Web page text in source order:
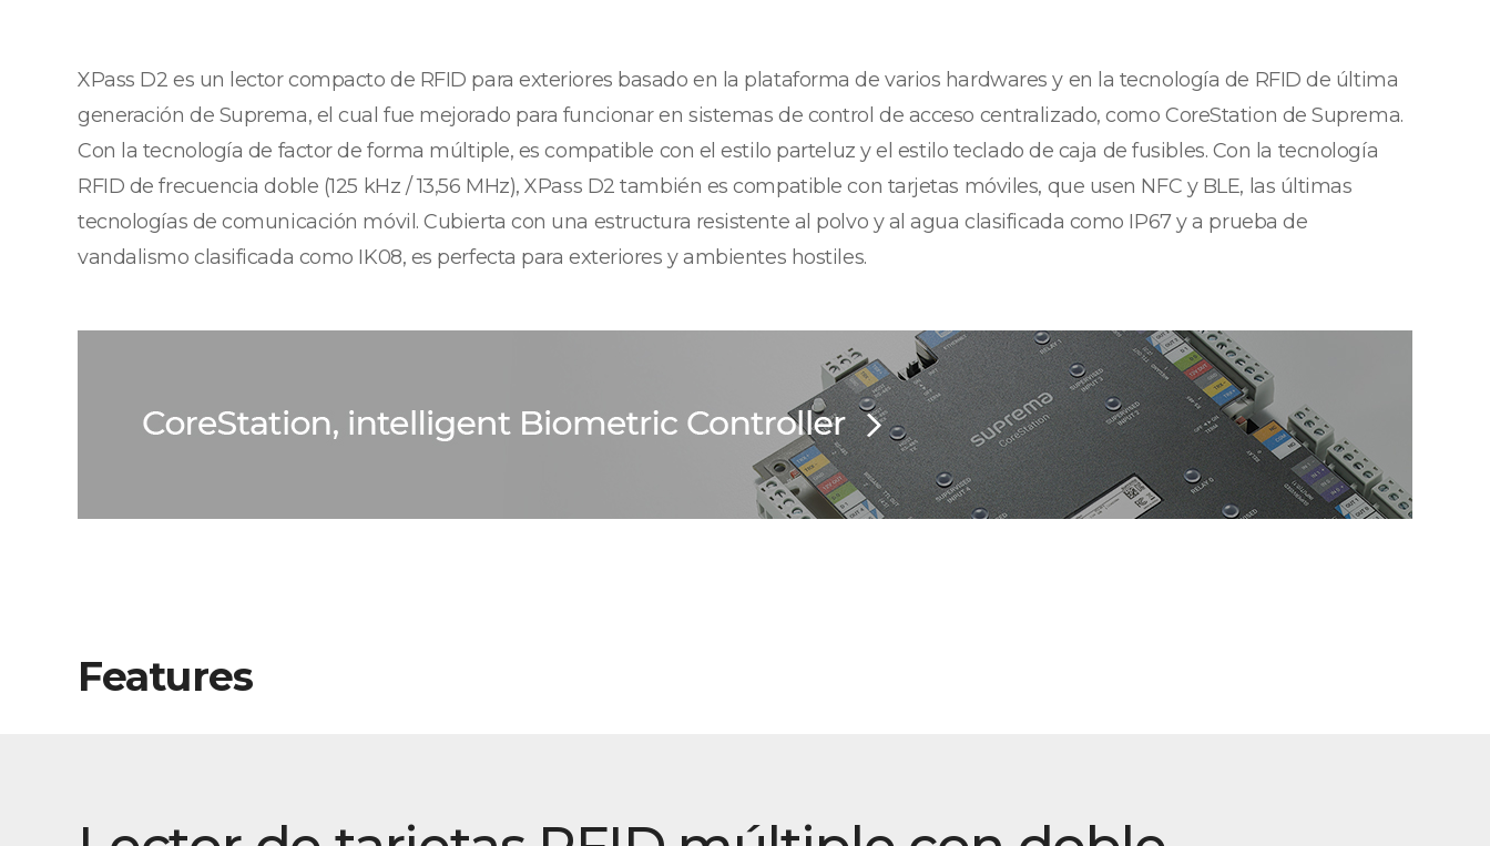
XPass D2 es un lector compacto de RFID para exteriores basado en la plataforma de varios hardwares y en la tecnología de RFID de última
generación de Suprema, el cual fue mejorado para funcionar en sistemas de control de acceso centralizado, como CoreStation de Suprema.
Con la tecnología de factor de forma múltiple, es compatible con el estilo parteluz y el estilo teclado de caja de fusibles. Con la tecnología
RFID de frecuencia doble (125 kHz / 13,56 MHz), XPass D2 también es compatible con tarjetas móviles, que usen NFC y BLE, las últimas
tecnologías de comunicación móvil. Cubierta con una estructura resistente al polvo y al agua clasificada como IP67 y a prueba de
vandalismo clasificada como IK08, es perfecta para exteriores y ambientes hostiles.
Features